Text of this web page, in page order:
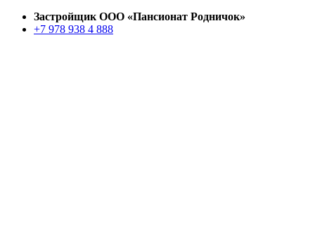
Застройщик ООО «Пансионат Родничок»
+7 978 938 4 888